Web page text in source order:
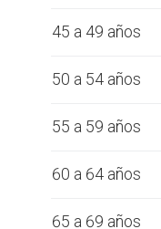
45 a 49 años
50 a 54 años
55 a 59 años
60 a 64 años
65 a 69 años